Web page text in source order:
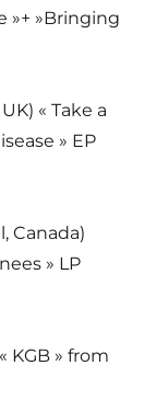
»+ »Bringing
« Take a
» EP
Canada)
» LP
KGB » from